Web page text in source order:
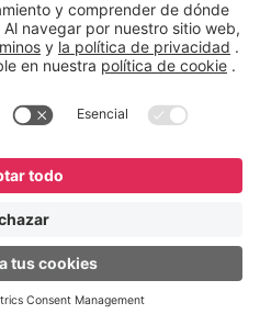
una
las etapas de la
reacondicionar y
y reduciendo